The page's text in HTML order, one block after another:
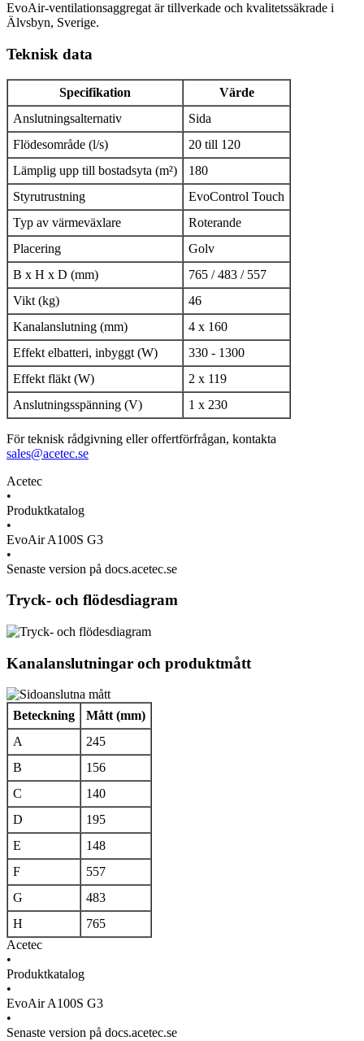
EvoAir-ventilationsaggregat är tillverkade och kvalitetssäkrade i
Älvsbyn, Sverige.
Teknisk data
Specifikation
Värde
Anslutningsalternativ
Sida
Flödesområde (l/s)
20 till 120
Lämplig upp till bostadsyta (m²)
180
Styrutrustning
EvoControl Touch
Typ av värmeväxlare
Roterande
Placering
Golv
B x H x D (mm)
765 / 483 / 557
Vikt (kg)
46
Kanalanslutning (mm)
4 x 160
Effekt elbatteri, inbyggt (W)
330 - 1300
Effekt fläkt (W)
2 x 119
Anslutningsspänning (V)
1 x 230
För teknisk rådgivning eller offertförfrågan, kontakta
sales@acetec.se
Acetec
•
Produktkatalog
•
EvoAir A100S G3
•
Senaste version på docs.acetec.se
Tryck- och flödesdiagram
Kanalanslutningar och produktmått
Beteckning
Mått (mm)
A
245
B
156
C
140
D
195
E
148
F
557
G
483
H
765
Acetec
•
Produktkatalog
•
EvoAir A100S G3
•
Senaste version på docs.acetec.se